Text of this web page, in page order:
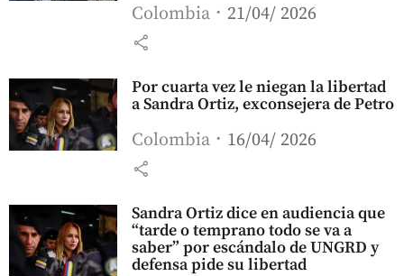
Colombia 21/04/ 2026
share
Por cuarta vez le niegan la libertad
a Sandra Ortiz, exconsejera de Petro
Colombia 16/04/ 2026
share
Sandra Ortiz dice en audiencia que
“tarde o temprano todo se va a
saber” por escándalo de UNGRD y
defensa pide su libertad